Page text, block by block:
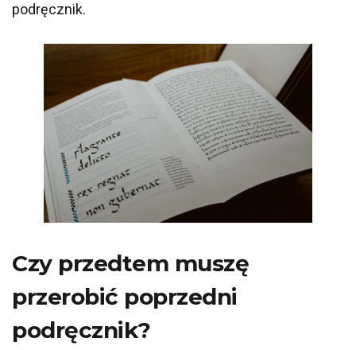
podręcznik.
Czy przedtem muszę
przerobić poprzedni
podręcznik?